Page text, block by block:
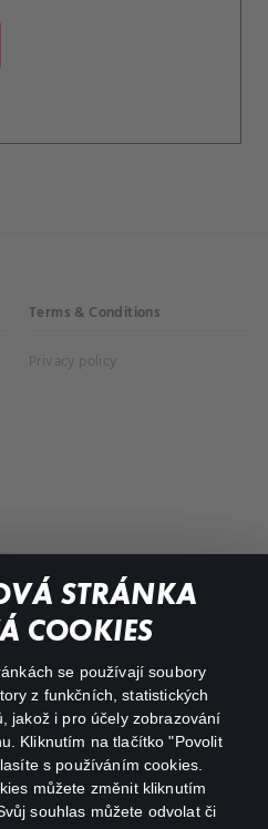
STRÁNKA
COOKIES
se používají soubory
z funkčních, statistických
jakož i pro účely zobrazování
Kliknutím na tlačítko "Povolit
s používáním cookies.
můžete změnit kliknutím
souhlas můžete odvolat či
až po její sestru.
Terms & Conditions
Privacy policy